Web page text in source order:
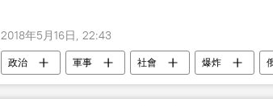
2018年5月16日, 22:43
政治 軍事 社會 爆炸